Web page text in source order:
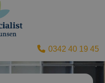
0342 40 19 45